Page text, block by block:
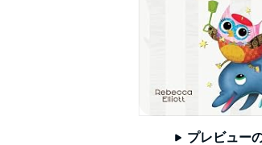
プレビュー